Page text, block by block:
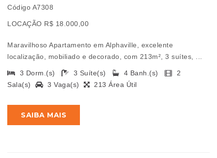
Código A7308
LOCAÇÃO R$ 18.000,00
Maravilhoso Apartamento em Alphaville, excelente
localização, mobiliado e decorado, com 213m², 3 suítes, ...
3 Dorm.(s) 3 Suíte(s) 4 Banh.(s)
2
Sala(s)
3 Vaga(s) 213 Área Útil
SAIBA MAIS